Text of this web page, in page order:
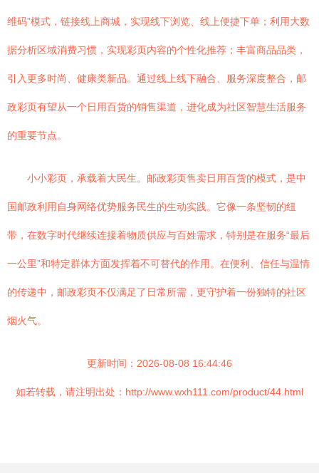
维码”模式，链接线上商城，实现线下浏览、线上便捷下单；利用大数
据分析区域消费习惯，实现彩页内容的个性化推荐；丰富商品品类，
引入更多时尚、健康类新品。通过线上线下融合、服务深度整合，邮
政彩页有望从一个日用百货的销售渠道，进化成为社区智慧生活服务
的重要节点。
小小彩页，承载着大民生。邮政彩页售卖日用百货的模式，是中
国邮政利用自身网络优势服务民生的生动实践。它像一条坚韧的纽
带，在数字时代继续连接着物质供应与百姓需求，特别是在服务“最后
一公里”和特定群体方面发挥着不可替代的作用。在便利、信任与温情
的传递中，邮政彩页不仅满足了日常所需，更守护着一份独特的社区
烟火气。
更新时间：2026-08-08 16:44:46
如若转载，请注明出处：http://www.wxh111.com/product/44.html